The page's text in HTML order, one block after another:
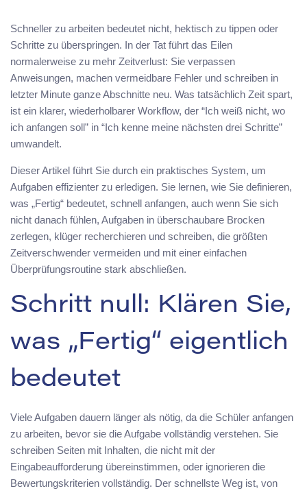
Schneller zu arbeiten bedeutet nicht, hektisch zu tippen oder
Schritte zu überspringen. In der Tat führt das Eilen
normalerweise zu mehr Zeitverlust: Sie verpassen
Anweisungen, machen vermeidbare Fehler und schreiben in
letzter Minute ganze Abschnitte neu. Was tatsächlich Zeit spart,
ist ein klarer, wiederholbarer Workflow, der “Ich weiß nicht, wo
ich anfangen soll” in “Ich kenne meine nächsten drei Schritte”
umwandelt.
Dieser Artikel führt Sie durch ein praktisches System, um
Aufgaben effizienter zu erledigen. Sie lernen, wie Sie definieren,
was „Fertig“ bedeutet, schnell anfangen, auch wenn Sie sich
nicht danach fühlen, Aufgaben in überschaubare Brocken
zerlegen, klüger recherchieren und schreiben, die größten
Zeitverschwender vermeiden und mit einer einfachen
Überprüfungsroutine stark abschließen.
Schritt null: Klären Sie,
was „Fertig“ eigentlich
bedeutet
Viele Aufgaben dauern länger als nötig, da die Schüler anfangen
zu arbeiten, bevor sie die Aufgabe vollständig verstehen. Sie
schreiben Seiten mit Inhalten, die nicht mit der
Eingabeaufforderung übereinstimmen, oder ignorieren die
Bewertungskriterien vollständig. Der schnellste Weg ist, von